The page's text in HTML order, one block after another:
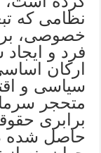
نظامی که
خصوصی،
فرد و
ارکان
سیاسی و
متحجر
برابری
حاصل شده